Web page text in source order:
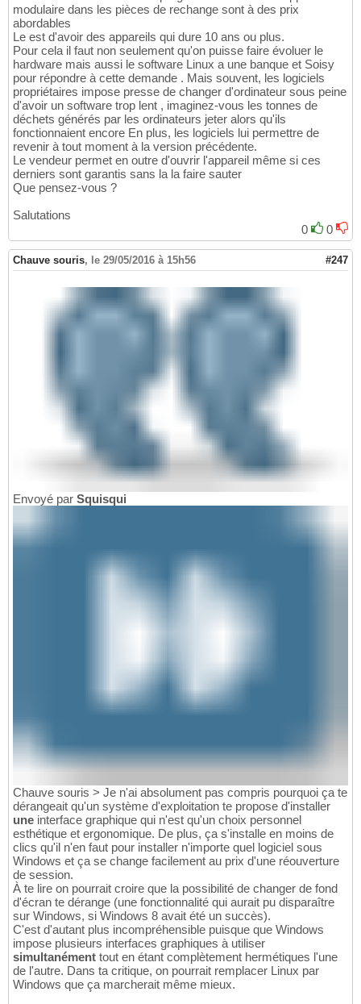
modulaire dans les pièces de rechange sont à des prix
abordables
Le est d'avoir des appareils qui dure 10 ans ou plus.
Pour cela il faut non seulement qu'on puisse faire évoluer le
hardware mais aussi le software Linux a une banque et Soisy
pour répondre à cette demande . Mais souvent, les logiciels
propriétaires impose presse de changer d'ordinateur sous peine
d'avoir un software trop lent , imaginez-vous les tonnes de
déchets générés par les ordinateurs jeter alors qu'ils
fonctionnaient encore En plus, les logiciels lui permettre de
revenir à tout moment à la version précédente.
Le vendeur permet en outre d'ouvrir l'appareil même si ces
derniers sont garantis sans la la faire sauter
Que pensez-vous ?
Salutations
0
0
Chauve souris, le 29/05/2016 à 15h56 #247
Envoyé par Squisqui
Chauve souris > Je n'ai absolument pas compris pourquoi ça te
dérangeait qu'un système d'exploitation te propose d'installer
une interface graphique qui n'est qu'un choix personnel
esthétique et ergonomique. De plus, ça s'installe en moins de
clics qu'il n'en faut pour installer n'importe quel logiciel sous
Windows et ça se change facilement au prix d'une réouverture
de session.
À te lire on pourrait croire que la possibilité de changer de fond
d'écran te dérange (une fonctionnalité qui aurait pu disparaître
sur Windows, si Windows 8 avait été un succès).
C'est d'autant plus incompréhensible puisque que Windows
impose plusieurs interfaces graphiques à utiliser
simultanément tout en étant complètement hermétiques l'une
de l'autre. Dans ta critique, on pourrait remplacer Linux par
Windows que ça marcherait même mieux.